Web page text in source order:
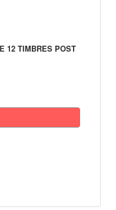
12 TIMBRES POST